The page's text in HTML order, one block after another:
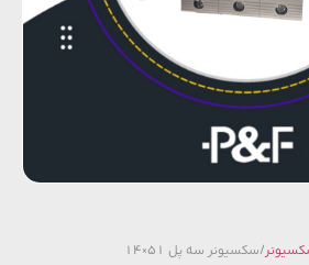
/ سکسیونر سه پل 51×14